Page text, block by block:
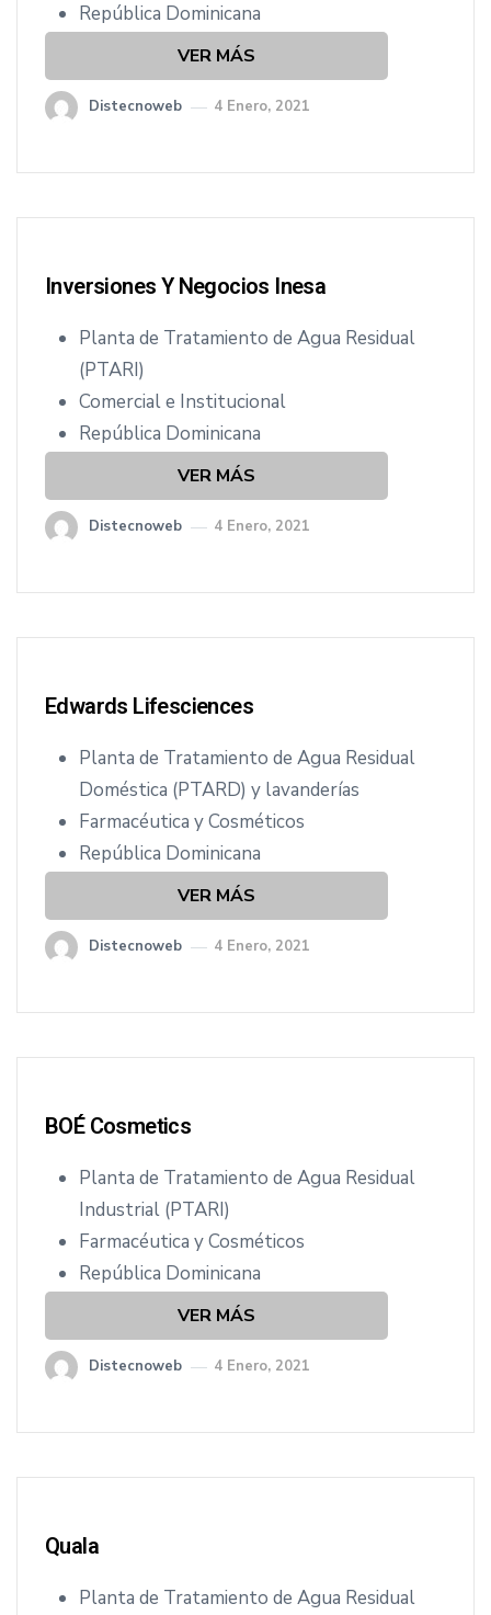
República Dominicana
VER MÁS
Distecnoweb 4 Enero, 2021
Inversiones Y Negocios Inesa
Planta de Tratamiento de Agua Residual
(PTARI)
Comercial e Institucional
República Dominicana
VER MÁS
Distecnoweb 4 Enero, 2021
Edwards Lifesciences
Planta de Tratamiento de Agua Residual
Doméstica (PTARD) y lavanderías
Farmacéutica y Cosméticos
República Dominicana
VER MÁS
Distecnoweb 4 Enero, 2021
BOÉ Cosmetics
Planta de Tratamiento de Agua Residual
Industrial (PTARI)
Farmacéutica y Cosméticos
República Dominicana
VER MÁS
Distecnoweb 4 Enero, 2021
Quala
Planta de Tratamiento de Agua Residual